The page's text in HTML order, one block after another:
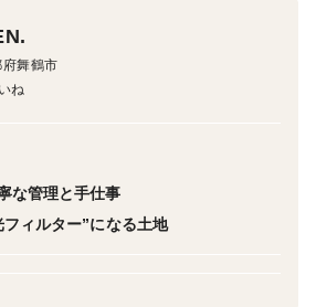
温・低速で丁寧に石臼挽きするこ
・香り・旨味を最大限に引き出し
府舞鶴市
ね
な管理と手仕事
ィルター”になる土地